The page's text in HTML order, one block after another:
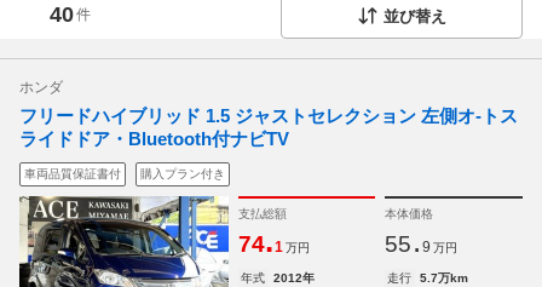
40件 並び替え
ホンダ
フリードハイブリッド 1.5 ジャストセレクション 左側オ-トス
ライドドア・Bluetooth付ナビTV
車両品質保証書付 購入プラン付き
支払総額
74.1 万円
本体価格
55. 9 万円
年式 2012年 走行
5.7万km